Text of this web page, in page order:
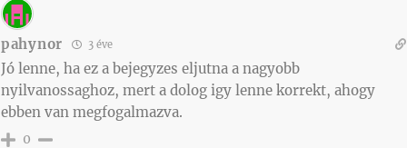
pahynor 3 éve
Jó lenne, ha ez a bejegyzes eljutna a nagyobb
nyilvanossaghoz, mert a dolog igy lenne korrekt, ahogy
ebben van megfogalmazva.
0